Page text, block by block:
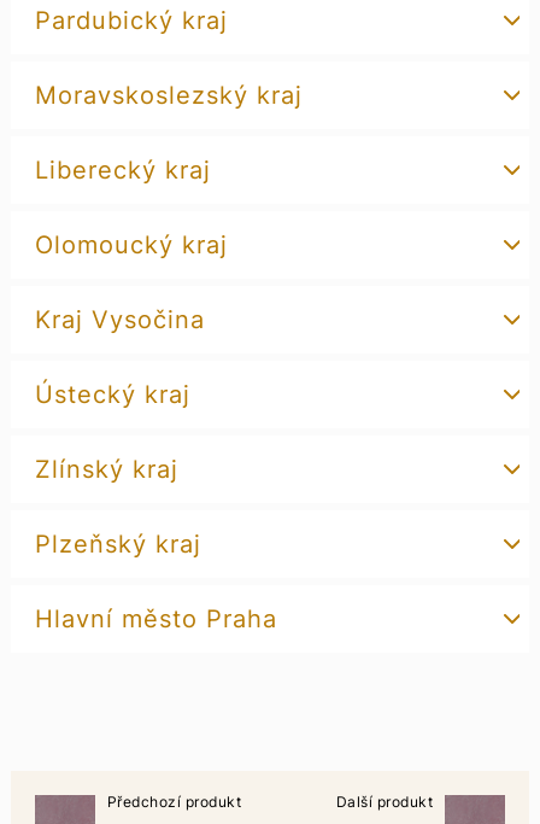
Pardubický kraj
Moravskoslezský kraj
Liberecký kraj
Olomoucký kraj
Kraj Vysočina
Ústecký kraj
Zlínský kraj
Plzeňský kraj
Hlavní město Praha
Předchozí produkt Další produkt